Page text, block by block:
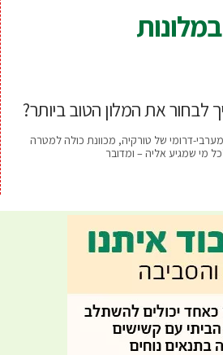
מלונות
לבחור את המלון הטוב ביותר?
דרומי של טורקיה, מכוונת כולה למטרה
מי שמגיע אליה – ומדובר